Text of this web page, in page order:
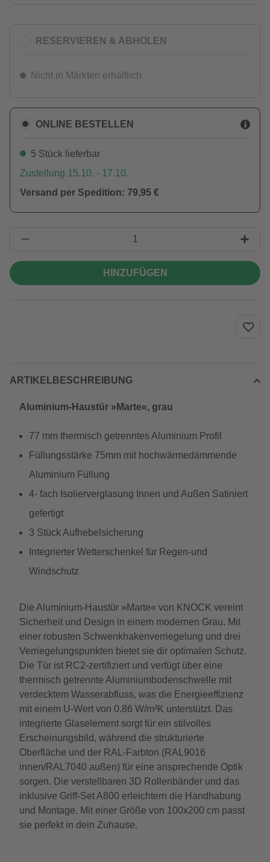
RESERVIEREN & ABHOLEN
Nicht in Märkten erhältlich
ONLINE BESTELLEN
5 Stück lieferbar
Zustellung 15.10. - 17.10.
Versand per Spedition: 79,95 €
HINZUFÜGEN
ARTIKELBESCHREIBUNG
Aluminium-Haustür »Marte«, grau
77 mm thermisch getrenntes Aluminium Profil
Füllungsstärke 75mm mit hochwärmedämmende
Aluminium Füllung
4- fach Isolierverglasung Innen und Außen Satiniert
gefertigt
3 Stück Aufhebelsicherung
Integrierter Wetterschenkel für Regen-und
Windschutz
Die Aluminium-Haustür »Marte« von KNOCK vereint
Sicherheit und Design in einem modernen Grau. Mit
einer robusten Schwenkhakenverriegelung und drei
Verriegelungspunkten bietet sie dir optimalen Schutz.
Die Tür ist RC2-zertifiziert und verfügt über eine
thermisch getrennte Aluminiumbodenschwelle mit
verdecktem Wasserabfluss, was die Energieeffizienz
mit einem U-Wert von 0.86 W/m²K unterstützt. Das
integrierte Glaselement sorgt für ein stilvolles
Erscheinungsbild, während die strukturierte
Oberfläche und der RAL-Farbton (RAL9016
innen/RAL7040 außen) für eine ansprechende Optik
sorgen. Die verstellbaren 3D Rollenbänder und das
inklusive Griff-Set A800 erleichtern die Handhabung
und Montage. Mit einer Größe von 100x200 cm passt
sie perfekt in dein Zuhause.